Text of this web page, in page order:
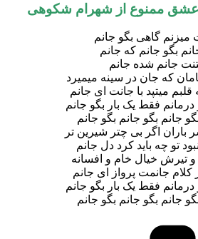
ممنوع از شهرام شکوهی
میزنم گاهی بگو جانم
بگو جانم که جانم
جانم شده جانم
که جان در سینه میمیرد
قلبم میتپد با جانت ای جانم
درمانم فقط یک بار بگو جانم
جانم بگو جانم بگو جانم
اگر بی چتر شیرین تر
تو چه باید کرد دل جانم
تیرش خیال خام و افسانه
جانمت پرواز ای جانم
درمانم فقط یک بار بگو جانم
جانم بگو جانم بگو جانم